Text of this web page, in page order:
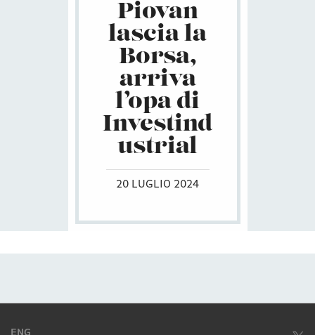
Piovan
lascia la
Borsa,
arriva
l’opa di
Investind
ustrial
20 LUGLIO 2024
ENG